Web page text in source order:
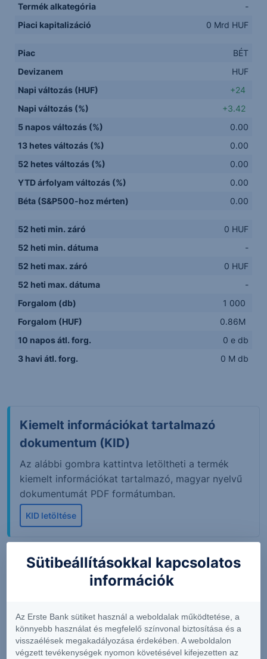
Termék alkategória
-
Piaci kapitalizáció
0 Mrd HUF
Piac
BÉT
Devizanem
HUF
Napi változás (HUF)
+24
Napi változás (%)
+3.42
5 napos változás (%)
0.00
13 hetes változás (%)
0.00
52 hetes változás (%)
0.00
YTD árfolyam változás (%)
0.00
Béta (S&P500-hoz mérten)
0.00
52 heti min. záró
0 HUF
52 heti min. dátuma
-
52 heti max. záró
0 HUF
52 heti max. dátuma
-
Forgalom (db)
1 000
Forgalom (HUF)
0.86M
10 napos átl. forg.
0 e db
3 havi átl. forg.
0 M db
Kiemelt információkat tartalmazó
dokumentum (KID)
Az alábbi gombra kattintva letöltheti a termék
kiemelt információkat tartalmazó, magyar nyelvű
dokumentumát PDF formátumban.
KID letöltése
A tőzsdei piaci adatok 15 perccel késleltetett értékeket
mutatnak. Adatok forrása: Refinitiv, Erste Befektetési
Az "Árjegyzői vételi ár" és az "Árjegyzői eladási ár"
értékek megfelelnek a legjobb árjegyzői ajánlatoknak,
és közel valós időben jelennek meg. A napi változás
Sütibeállításokkal kapcsolatos
információk
Az Erste Bank sütiket használ a weboldalak működtetése, a
könnyebb használat és megfelelő színvonal biztosítása és a
visszaélések megakadályozása érdekében. A weboldalon
végzett tevékenységek nyomon követésével kifejezetten az